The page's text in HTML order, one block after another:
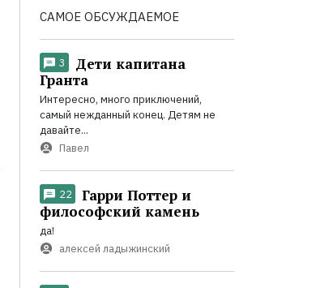
САМОЕ ОБСУЖДАЕМОЕ
3
Дети капитана
Гранта
Интересно, много приключений,
самый нежданный конец. Детям не
давайте...
Павел
22
Гарри Поттер и
философский камень
да!
алексей ладыжинский